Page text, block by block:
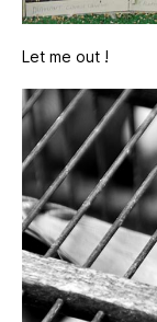
Let me out !